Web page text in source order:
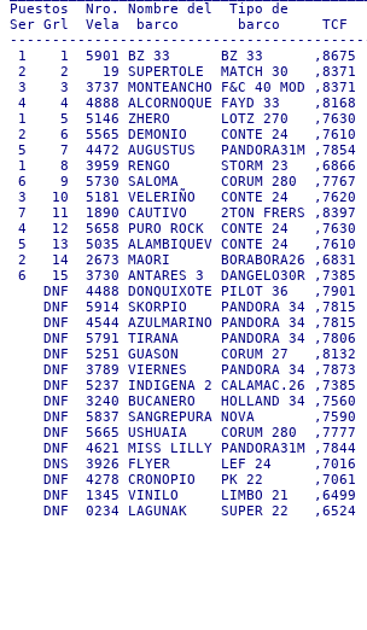
Puestos  Nro. Nombre del  Tipo de
Ser Grl  Vela  barco       barco
1    1  5901 BZ 33      BZ 33      ,8675
2    2    19 SUPERTOLE  MATCH 30
3    3  3737 MONTEANCHO F&C 40
4    4  4888 ALCORNOQUE FAYD 33
1    5  5146 ZHERO      LOTZ 270
2    6  5565 DEMONIO    CONTE 24
5    7  4472 AUGUSTUS   PANDORA31M
1    8  3959 RENGO      STORM 23
6    9  5730 SALOMA     CORUM 280
3   10  5181 VELERIÑO   CONTE 24
7   11  1890 CAUTIVO    2TON FRERS
4   12  5658 PURO ROCK  CONTE 24
5   13  5035 ALAMBIQUEV CONTE 24
2   14  2673 MAORI      BORABORA26
6   15  3730 ANTARES 3  DANGELO30R
DNF  4488 DONQUIXOTE PILOT 36
DNF  5914 SKORPIO    PANDORA 34
DNF  4544 AZULMARINO PANDORA 34
DNF  5791 TIRANA     PANDORA 34
DNF  5251 GUASON     CORUM 27
DNF  3789 VIERNES    PANDORA 34
DNF  5237 INDIGENA 2 CALAMAC.26
DNF  3240 BUCANERO   HOLLAND 34
DNF  5837 SANGREPURA NOVA
DNF  5665 USHUAIA    CORUM 280
DNF  4621 MISS LILLY PANDORA31M
DNS  3926 FLYER      LEF 24
DNF  4278 CRONOPIO   PK 22
DNF  1345 VINILO     LIMBO 21
DNF  0234 LAGUNAK    SUPER 22